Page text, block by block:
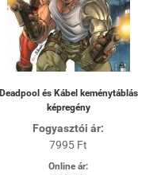
Deadpool és Kábel keménytáblás
képregény
Fogyasztói ár:
7995 Ft
Online ár: